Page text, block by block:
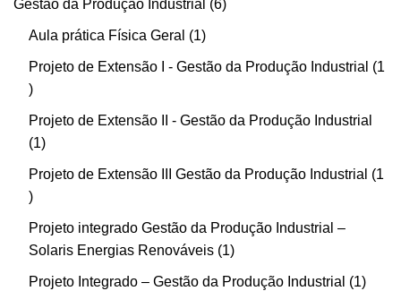
Gestão da Produção Industrial 6
Aula prática Física Geral 1
Projeto de Extensão I - Gestão da Produção Industrial 1
Projeto de Extensão II - Gestão da Produção Industrial
1
Projeto de Extensão III Gestão da Produção Industrial 1
Projeto integrado Gestão da Produção Industrial –
Solaris Energias Renováveis 1
Projeto Integrado – Gestão da Produção Industrial 1